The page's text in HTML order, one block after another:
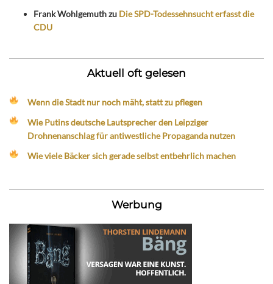
Frank Wohlgemuthzu Die SPD-Todessehnsucht erfasst die
CDU
Aktuell oft gelesen
Wenn die Stadt nur noch mäht, statt zu pflegen
Wie Putins deutsche Lautsprecher den Leipziger
Drohnenanschlag für antiwestliche Propaganda nutzen
Wie viele Bäcker sich gerade selbst entbehrlich machen
Werbung